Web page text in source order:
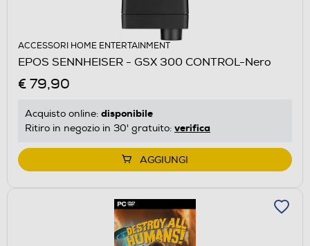
ACCESSORI HOME ENTERTAINMENT
EPOS SENNHEISER - GSX 300 CONTROL-Nero
€ 79,90
Acquisto online: disponibile
Ritiro in negozio in 30' gratuito: verifica
AGGIUNGI